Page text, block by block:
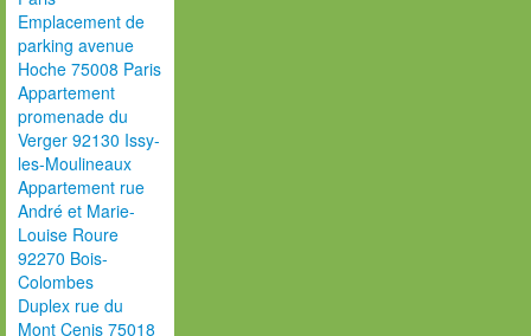
Emplacement de
parking avenue
Hoche 75008 Paris
Appartement
promenade du
Verger 92130 Issy-
les-Moulineaux
Appartement rue
André et Marie-
Louise Roure
92270 Bois-
Colombes
Duplex rue du
Mont Cenis 75018